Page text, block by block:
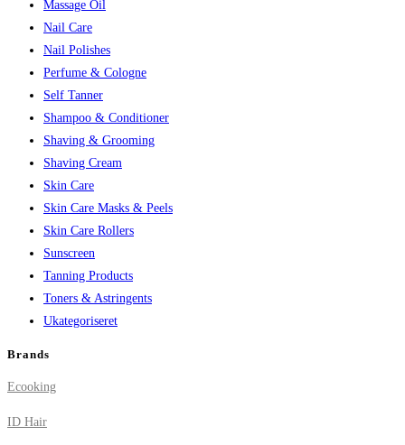
Massage Oil
Nail Care
Nail Polishes
Perfume & Cologne
Self Tanner
Shampoo & Conditioner
Shaving & Grooming
Shaving Cream
Skin Care
Skin Care Masks & Peels
Skin Care Rollers
Sunscreen
Tanning Products
Toners & Astringents
Ukategoriseret
Brands
Ecooking
ID Hair